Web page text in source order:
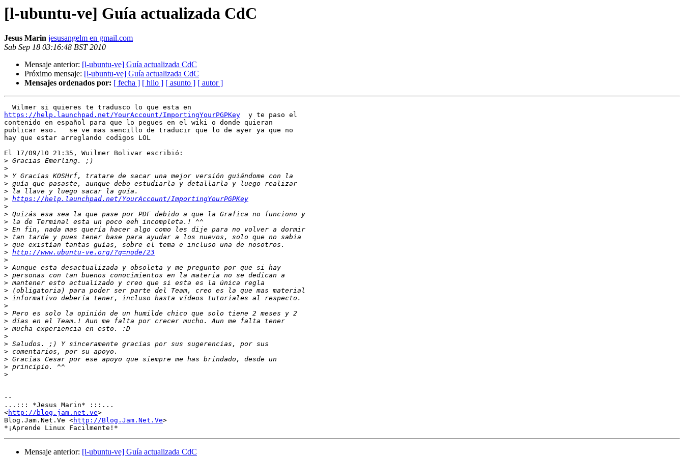
[l-ubuntu-ve] Guía actualizada CdC
Jesus Marin jesusangelm en gmail.com
Sab Sep 18 03:16:48 BST 2010
Mensaje anterior: [l-ubuntu-ve] Guía actualizada CdC
Próximo mensaje: [l-ubuntu-ve] Guía actualizada CdC
Mensajes ordenados por: [ fecha ] [ hilo ] [ asunto ] [ autor ]
https://help.launchpad.net/YourAccount/ImportingYourPGPKey
  y te paso el
contenido en español para que lo pegues en el wiki o donde quieran
publicar eso.   se ve mas sencillo de traducir que lo de ayer ya que no
hay que estar arreglando codigos LOL
El 17/09/10 21:35, Wuilmer Bolivar escribió:
>
>
>
>
>
> https://help.launchpad.net/YourAccount/ImportingYourPGPKey
>
>
>
>
>
>
> http://www.ubuntu-ve.org/?q=node/23
>
>
>
>
>
>
>
>
>
>
>
>
>
>
>
>
--
...::: *Jesus Marin* :::...
<http://blog.jam.net.ve>
Blog.Jam.Net.Ve <http://Blog.Jam.Net.Ve>
Mensaje anterior: [l-ubuntu-ve] Guía actualizada CdC